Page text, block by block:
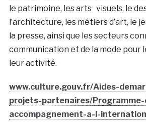
le patrimoine, les arts visuels, le
l’architecture, les métiers d’art, le
la presse, ainsi que les secteurs
communication et de la mode pour
leur activité.
www.culture.gouv.fr/Aides-
projets-partenaires/Programme-
accompagnement-a-l-